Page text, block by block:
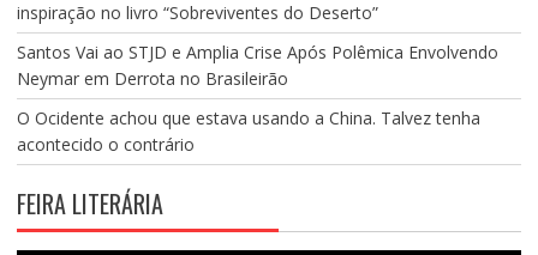
inspiração no livro “Sobreviventes do Deserto”
Santos Vai ao STJD e Amplia Crise Após Polêmica Envolvendo
Neymar em Derrota no Brasileirão
O Ocidente achou que estava usando a China. Talvez tenha
acontecido o contrário
FEIRA LITERÁRIA